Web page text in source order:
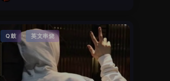
Q鼓 · 英文串烧